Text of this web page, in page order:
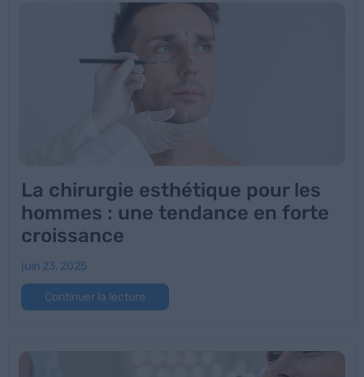
La chirurgie esthétique pour les
hommes : une tendance en forte
croissance
juin 23, 2025
Continuer la lecture